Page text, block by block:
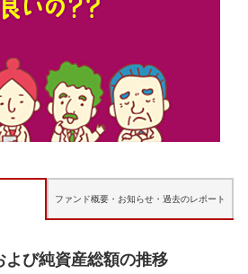
ファンド概要・お知らせ・ 過去のレポート
よび純資産総額の推移